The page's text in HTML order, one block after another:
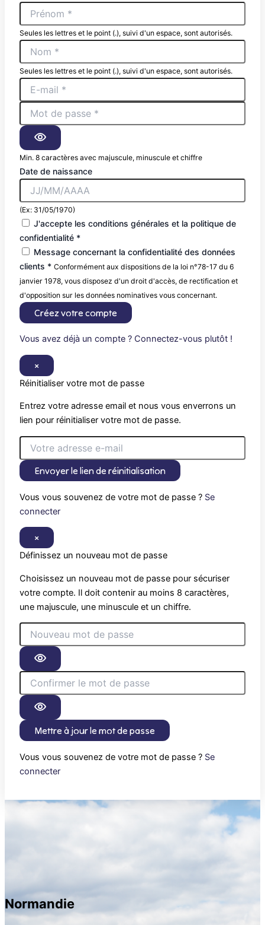
Seules les lettres et le point (.), suivi d'un espace, sont autorisés.
Seules les lettres et le point (.), suivi d'un espace, sont autorisés.
Min. 8 caractères avec majuscule, minuscule et chiffre
Date de naissance
(Ex: 31/05/1970)
J'accepte les conditions générales et la politique de
confidentialité *
Message concernant la confidentialité des données
clients * Conformément aux dispositions de la loi n°78-17 du 6
janvier 1978, vous disposez d'un droit d'accès, de rectification et
d'opposition sur les données nominatives vous concernant.
Créez votre compte
Vous avez déjà un compte ? Connectez-vous plutôt !
×
Réinitialiser votre mot de passe
Entrez votre adresse email et nous vous enverrons un
lien pour réinitialiser votre mot de passe.
Envoyer le lien de réinitialisation
Vous vous souvenez de votre mot de passe ? Se
connecter
×
Définissez un nouveau mot de passe
Choisissez un nouveau mot de passe pour sécuriser
votre compte. Il doit contenir au moins 8 caractères,
une majuscule, une minuscule et un chiffre.
Mettre à jour le mot de passe
Vous vous souvenez de votre mot de passe ? Se
connecter
Normandie